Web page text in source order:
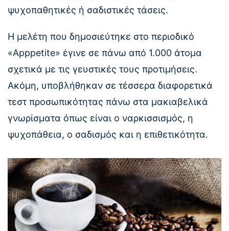
ψυχοπαθητικές ή σαδιστικές τάσεις.
Η μελέτη που δημοσιεύτηκε στο περιοδικό
«Apppetite» έγινε σε πάνω από 1.000 άτομα
σχετικά με τις γευστικές τους προτιμήσεις.
Ακόμη, υποβλήθηκαν σε τέσσερα διαφορετικά
τεστ προσωπικότητας πάνω στα μακιαβελικά
γνωρίσματα όπως είναι ο ναρκισσισμός, η
ψυχοπάθεια, ο σαδισμός και η επιθετικότητα.